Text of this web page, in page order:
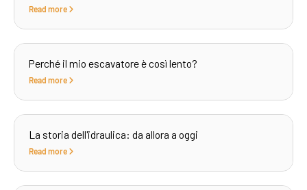
Read more
Perché il mio escavatore è così lento?
Read more
La storia dell'idraulica: da allora a oggi
Read more